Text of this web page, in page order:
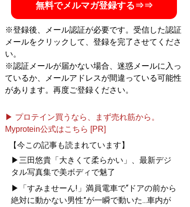
無料でメルマガ登録する⇒⇒
※登録後、メール認証が必要です。受信した認証
メールをクリックして、登録を完了させてくださ
い。
※認証メールが届かない場合、迷惑メールに入っ
ているか、メールアドレスが間違っている可能性
があります。再度ご登録ください。
▶ プロテイン買うなら、まず売れ筋から。
Myprotein公式はこちら [PR]
【今この記事も読まれています】
▶三田悠貴「大きくて柔らかい」、最新デジ
タル写真集で美ボディで魅了
▶「すみませーん!」満員電車で“ドアの前から
絶対に動かない男性”が一瞬で動いた...車内が